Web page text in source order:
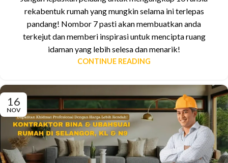
rekabentuk rumah yang mungkin selama ini terlepas
pandang! Nombor 7 pasti akan membuatkan anda
terkejut dan memberi inspirasi untuk mencipta ruang
idaman yang lebih selesa dan menarik!
CONTINUE READING
16
NOV